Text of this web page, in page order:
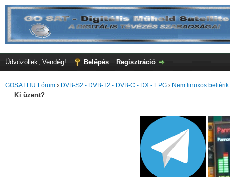
Üdvözöllek, Vendég! Belépés Regisztráció
GOSAT.HU Fórum › DVB-S2 - DVB-T2 - DVB-C - DX - EPG › Nem linuxos
Ki üzent?